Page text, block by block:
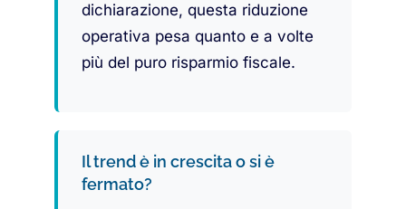
dichiarazione, questa riduzione
operativa pesa quanto e a volte
più del puro risparmio fiscale.
Il trend è in crescita o si è
fermato?